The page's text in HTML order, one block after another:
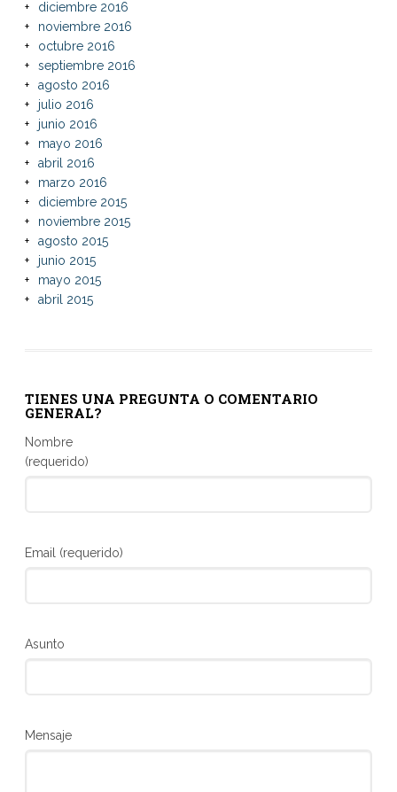
diciembre 2016
noviembre 2016
octubre 2016
septiembre 2016
agosto 2016
julio 2016
junio 2016
mayo 2016
abril 2016
marzo 2016
diciembre 2015
noviembre 2015
agosto 2015
junio 2015
mayo 2015
abril 2015
TIENES UNA PREGUNTA O COMENTARIO
GENERAL?
Nombre
(requerido)
Email (requerido)
Asunto
Mensaje